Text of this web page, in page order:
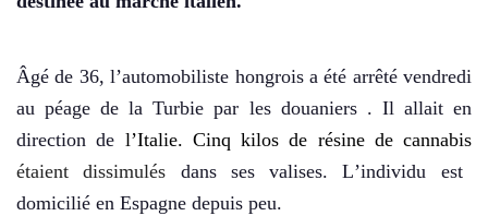
Âgéde 36, l’automobiliste hongrois a été arrêté vendredi
au péage de la Turbie par les douaniers . Il allait en
direction de l’Italie. Cinq kilos de résine de cannabis
étaient dissimulés dans ses valises. L’individu est
domicilié en Espagne depuis peu.